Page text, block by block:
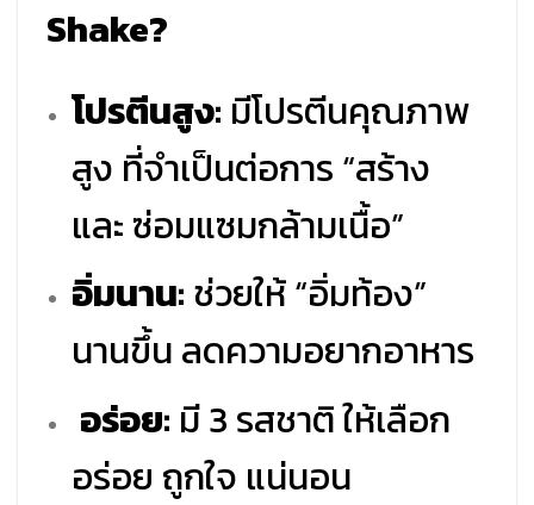
Shake?
โปรตีนสูง: มีโปรตีนคุณภาพ
สูง ที่จำเป็นต่อการ “สร้าง
และ ซ่อมแซมกล้ามเนื้อ”
อิ่มนาน: ช่วยให้ “อิ่มท้อง”
นานขึ้น ลดความอยากอาหาร
อร่อย: มี 3 รสชาติ ให้เลือก
อร่อย ถูกใจ แน่นอน